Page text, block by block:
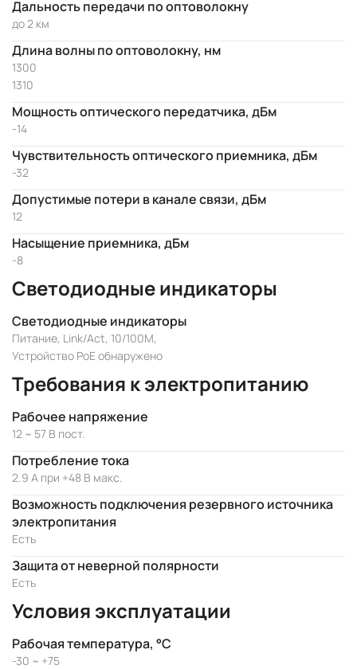
Дальность передачи по оптоволокну
до 2 км
Длина волны по оптоволокну, нм
1300
1310
Мощность оптического передатчика, дБм
-14
Чувствительность оптического приемника, дБм
-32
Допустимые потери в канале связи, дБм
12
Насыщение приемника, дБм
-8
Светодиодные индикаторы
Светодиодные индикаторы
Питание, Link/Act, 10/100M,
Устройство PoE обнаружено
Требования к электропитанию
Рабочее напряжение
12 ~ 57 В пост.
Потребление тока
2.9 А при +48 В макс.
Возможность подключения резервного источника
электропитания
Есть
Защита от неверной полярности
Есть
Условия эксплуатации
Рабочая температура, °C
-30 ~ +75